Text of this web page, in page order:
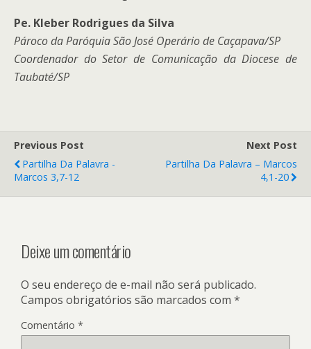
Pe. Kleber Rodrigues da Silva
Pároco da Paróquia São José Operário de Caçapava/SP
Coordenador do Setor de Comunicação da Diocese de
Taubaté/SP
Previous Post
Partilha Da Palavra -
Marcos 3,7-12
Next Post
Partilha Da Palavra – Marcos
4,1-20
Deixe um comentário
O seu endereço de e-mail não será publicado.
Campos obrigatórios são marcados com *
Comentário *